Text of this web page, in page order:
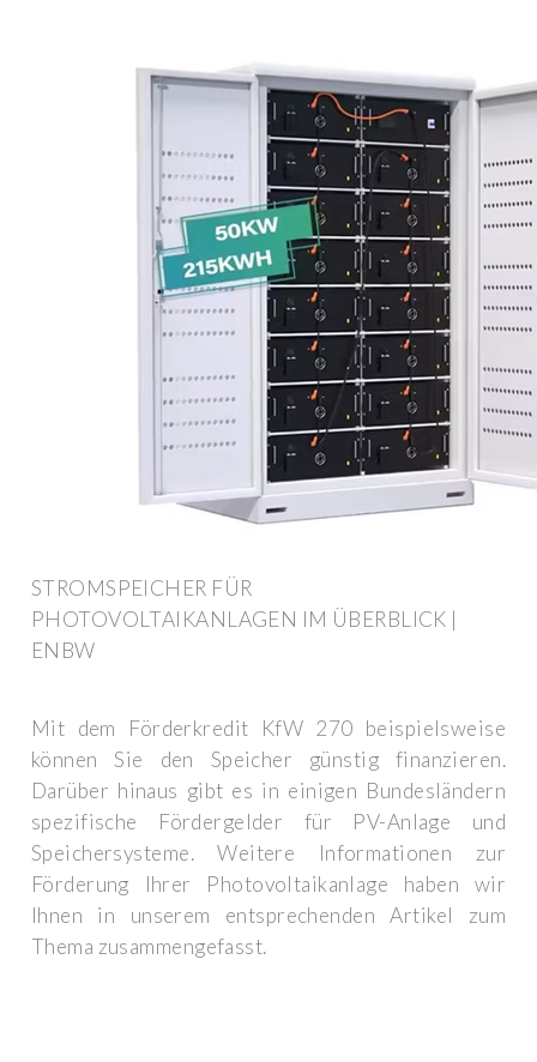
STROMSPEICHER FÜR
PHOTOVOLTAIKANLAGEN IM ÜBERBLICK |
ENBW
Mit dem Förderkredit KfW 270 beispielsweise
können Sie den Speicher günstig finanzieren.
Darüber hinaus gibt es in einigen Bundesländern
spezifische Fördergelder für PV-Anlage und
Speichersysteme. Weitere Informationen zur
Förderung Ihrer Photovoltaikanlage haben wir
Ihnen in unserem entsprechenden Artikel zum
Thema zusammengefasst.